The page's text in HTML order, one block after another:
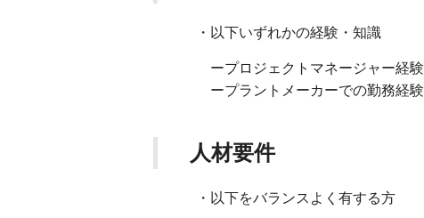
・以下いずれかの経験・知識
ープロジェクトマネージャー経験
ープラントメーカーでの勤務経験
人材要件
・以下をバランスよく有する方